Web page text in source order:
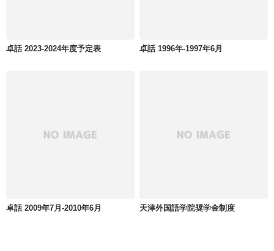
卓話 2023-2024年度予定表 卓話 1996年-1997年6月
卓話 2009年7月-2010年6月 天津外国語学院奨学金制度